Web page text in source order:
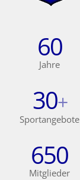
60
Jahre
30+
Sportangebote
650
Mitglieder